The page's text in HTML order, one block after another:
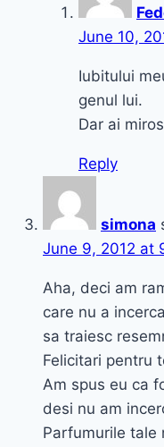
June 10,
Iubitului
genul lui.
Dar ai
Reply
simona
June 9, 2012 at
Aha, deci am
care nu a
sa traiesc
Felicitari pentru
Am spus eu ca
desi nu am
Parfumurile tale